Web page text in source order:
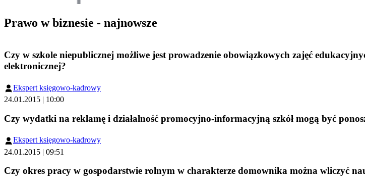
Prawo w biznesie - najnowsze
Czy w szkole niepublicznej możliwe jest prowadzenie obowiązkowych zajęć
elektronicznej?
Ekspert księgowo-kadrowy
24.01.2015 | 10:00
Czy wydatki na reklamę i działalność promocyjno-informacyjną szkół mogą być
Ekspert księgowo-kadrowy
24.01.2015 | 09:51
Czy okres pracy w gospodarstwie rolnym w charakterze domownika można wliczyć